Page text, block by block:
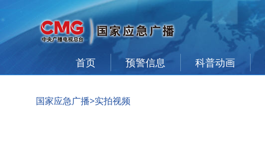
首页 预警信息 科普动画
国家应急广播>实拍视频